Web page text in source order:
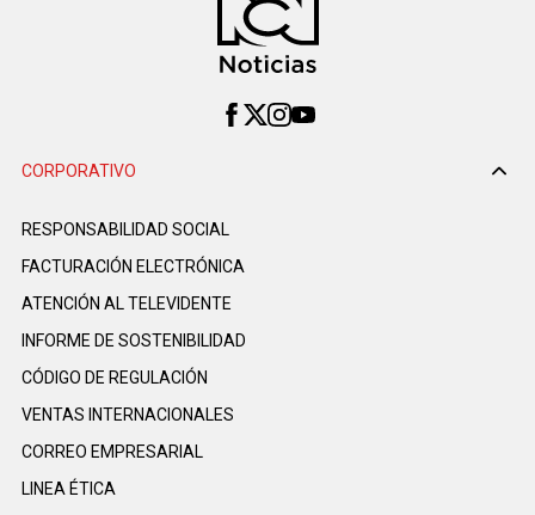
CORPORATIVO
RESPONSABILIDAD SOCIAL
FACTURACIÓN ELECTRÓNICA
ATENCIÓN AL TELEVIDENTE
INFORME DE SOSTENIBILIDAD
CÓDIGO DE REGULACIÓN
VENTAS INTERNACIONALES
CORREO EMPRESARIAL
LINEA ÉTICA